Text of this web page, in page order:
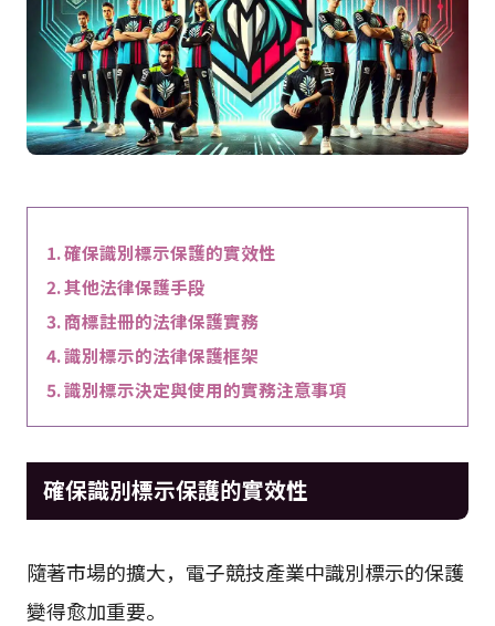
確保識別標示保護的實效性
其他法律保護手段
商標註冊的法律保護實務
識別標示的法律保護框架
識別標示決定與使用的實務注意事項
確保識別標示保護的實效性
隨著市場的擴大，電子競技產業中識別標示的保護
變得愈加重要。